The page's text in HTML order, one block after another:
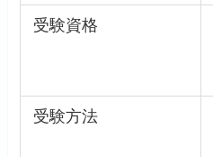
受験資格
受験方法